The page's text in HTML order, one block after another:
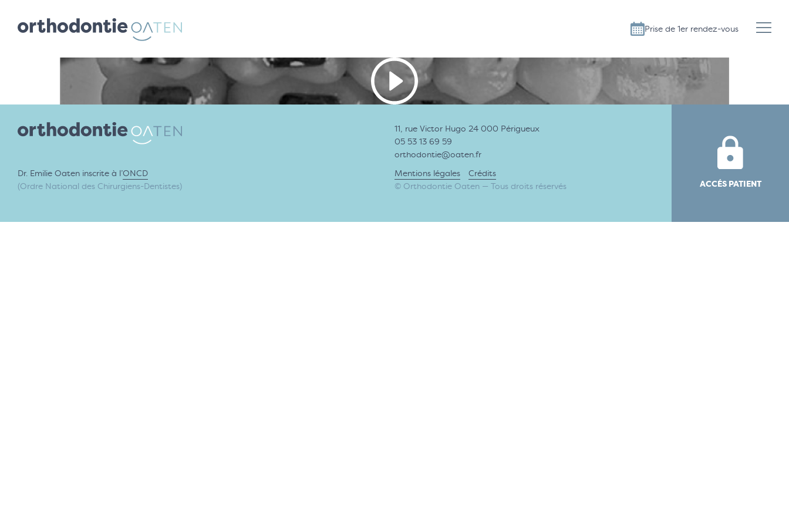
Prise de 1er rendez-vous
Dr. Emilie Oaten inscrite à l’ONCD
(Ordre National des Chirurgiens-Dentistes)
11, rue Victor Hugo 24 000 Périgueux
05 53 13 69 59
orthodontie@oaten.fr
Mentions légales
Crédits
© Orthodontie Oaten — Tous droits réservés
ACCÉS PATIENT